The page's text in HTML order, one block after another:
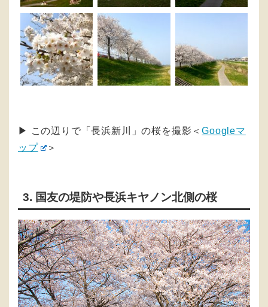
▶︎ この辺りで「長浜新川」の桜を撮影＜Googleマ
ップ
＞
3. 国友の堤防や長浜キヤノン北側の桜